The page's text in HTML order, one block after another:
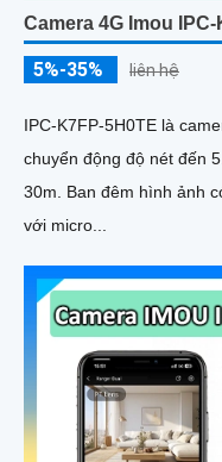
Camera 4G Imou IPC-
5%-35% liên hệ
IPC-K7FP-5H0TE là
chuyển động độ nét đến
30m. Ban đêm hình ảnh có màu sáng mịn. Công nghệ nổi bật
với micro...